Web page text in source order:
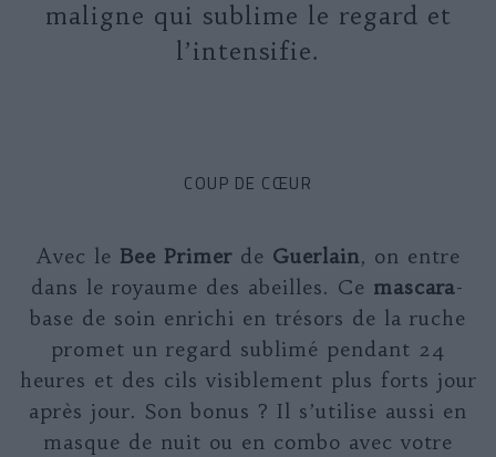
maligne qui sublime le regard et
l’intensifie.
COUP DE CŒUR
Avec le Bee Primer de Guerlain, on entre
dans le royaume des abeilles. Ce mascara-
base de soin enrichi en trésors de la ruche
promet un regard sublimé pendant 24
heures et des cils visiblement plus forts jour
après jour. Son bonus ? Il s’utilise aussi en
masque de nuit ou en combo avec votre